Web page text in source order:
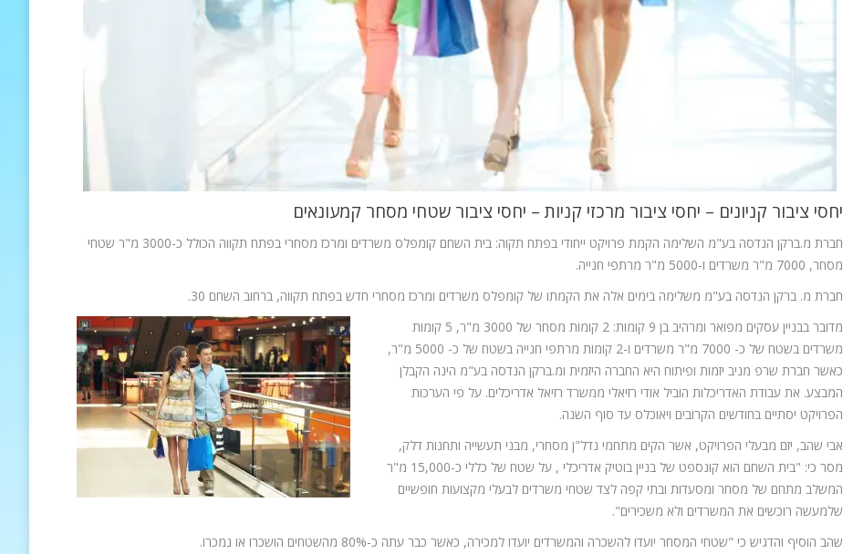
יחסי ציבור קניונים – יחסי ציבור מרכזי קניות – יחסי ציבור שטחי מסחר קמעונאים
חברת מ.ברקן הנדסה בע"מ השלימה הקמת פרויקט ייחודי בפתח תקוה: בית השחם קומפלס משרדים ומרכז מסחרי בפתח תקווה הכולל כ-3000 מ"ר שטחי
מסחר, 7000 מ"ר משרדים ו-5000 מ"ר מרתפי חנייה.
חברת מ. ברקן הנדסה בע"מ משלימה בימים אלה את הקמתו של קומפלס משרדים ומרכז מסחרי חדש בפתח תקווה, ברחוב השחם 30.
מדובר בבניין עסקים מפואר ומרהיב בן 9 קומות: 2 קומות מסחר של 3000 מ"ר, 5 קומות
משרדים בשטח של כ- 7000 מ"ר משרדים ו-2 קומות מרתפי חנייה בשטח של כ- 5000 מ"ר,
כאשר חברת שרפ מניב יזמות ופיתוח היא החברה היזמית ומ.ברקן הנדסה בע"מ הינה הקבלן
המבצע. את עבודת האדריכלות הוביל אודי רזיאלי ממשרד רזיאל אדריכלים. על פי הערכות
הפרויקט יסתיים בחודשים הקרובים ויאוכלס עד סוף השנה.
אבי שהב, יזם מבעלי הפרויקט, אשר הקים מתחמי נדל"ן מסחרי, מבני תעשייה ותחנות דלק,
מסר כי: "בית השחם הוא קונספט של בניין בוטיק אדריכלי , על שטח של כללי כ-15,000 מ"ר
המשלב מתחם של מסחר ומסעדות ובתי קפה לצד שטחי משרדים לבעלי מקצועות חופשיים
שלמעשה רוכשים את המשרדים ולא משכירים".
שהב הוסיף והדגיש כי "שטחי המסחר יועדו להשכרה והמשרדים יועדו למכירה, כאשר כבר עתה כ-80% מהשטחים הושכרו או נמכרו.